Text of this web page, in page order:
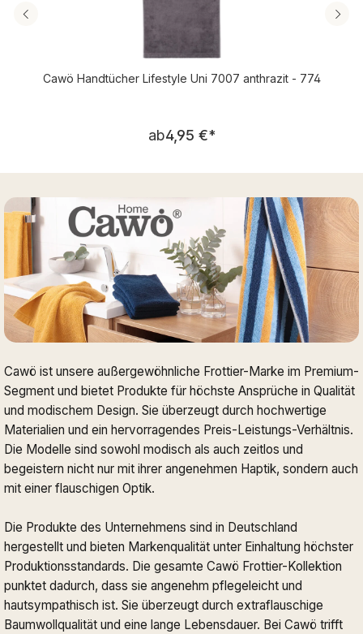
Cawö Handtücher Lifestyle Uni 7007 anthrazit - 774
Regulärer Preis:
ab4,95 €*
Cawö ist unsere außergewöhnliche Frottier-Marke im Premium-
Segment und bietet Produkte für höchste Ansprüche in Qualität
und modischem Design. Sie überzeugt durch hochwertige
Materialien und ein hervorragendes Preis-Leistungs-Verhältnis.
Die Modelle sind sowohl modisch als auch zeitlos und
begeistern nicht nur mit ihrer angenehmen Haptik, sondern auch
mit einer flauschigen Optik.
Die Produkte des Unternehmens sind in Deutschland
hergestellt und bieten Markenqualität unter Einhaltung höchster
Produktionsstandards. Die gesamte Cawö Frottier-Kollektion
punktet dadurch, dass sie angenehm pflegeleicht und
hautsympathisch ist. Sie überzeugt durch extraflauschige
Baumwollqualität und eine lange Lebensdauer. Bei Cawö trifft